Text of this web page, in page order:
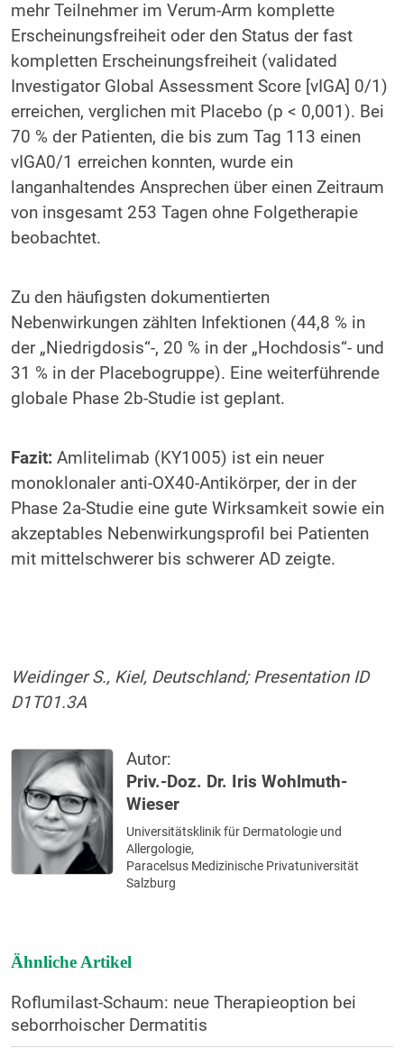
mehr Teilnehmer im Verum-Arm komplette
Erscheinungsfreiheit oder den Status der fast
kompletten Erscheinungsfreiheit (validated
Investigator Global Assessment Score [vIGA] 0/1)
erreichen, verglichen mit Placebo (p < 0,001). Bei
70 % der Patienten, die bis zum Tag 113 einen
vIGA0/1 erreichen konnten, wurde ein
langanhaltendes Ansprechen über einen Zeitraum
von insgesamt 253 Tagen ohne Folgetherapie
beobachtet.
Zu den häufigsten dokumentierten
Nebenwirkungen zählten Infektionen (44,8 % in
der „Niedrigdosis“-, 20 % in der „Hochdosis“- und
31 % in der Placebogruppe). Eine weiterführende
globale Phase 2b-Studie ist geplant.
Fazit:Amlitelimab (KY1005) ist ein neuer
monoklonaler anti-OX40-Antikörper, der in der
Phase 2a-Studie eine gute Wirksamkeit sowie ein
akzeptables Nebenwirkungsprofil bei Patienten
mit mittelschwerer bis schwerer AD zeigte.
Weidinger S., Kiel, Deutschland; Presentation ID
D1T01.3A
Autor:
Priv.-Doz. Dr. Iris Wohlmuth-
Wieser
Universitätsklinik für Dermatologie und
Allergologie,
Paracelsus Medizinische Privatuniversität
Salzburg
Ähnliche Artikel
Roflumilast-Schaum: neue Therapieoption bei
seborrhoischer Dermatitis